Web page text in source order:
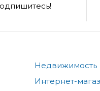
Недвижимость
Интернет-